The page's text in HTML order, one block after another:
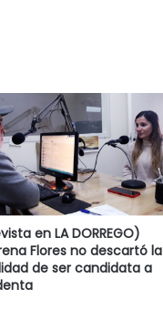
en LA DORREGO)
Flores no descartó la
de ser candidata a